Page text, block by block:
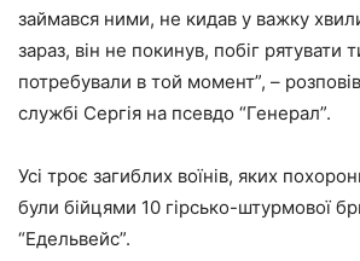
займався ними, не кидав у важку
зараз, він не покинув, побіг рятувати
потребували в той момент”, –
службі Сергія на псевдо “Генерал”.
Усі троє загиблих воїнів, яких
були бійцями 10 гірсько-штурмової
“Едельвейс”.